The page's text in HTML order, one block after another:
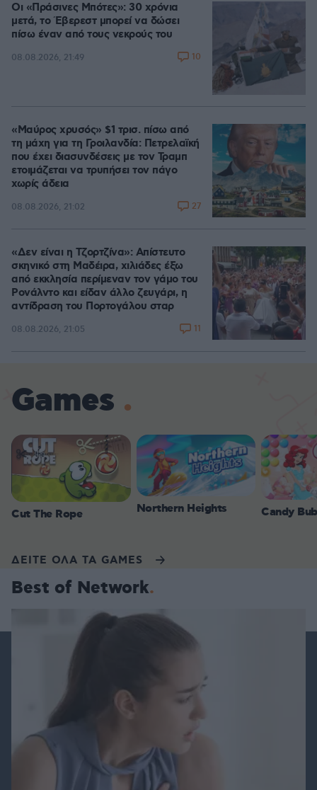
Οι «Πράσινες Μπότες»: 30 χρόνια
μετά, το Έβερεστ μπορεί να δώσει
πίσω έναν από τους νεκρούς του
08.08.2026, 21:49 10
«Μαύρος χρυσός» $1 τρισ. πίσω από
τη μάχη για τη Γροιλανδία: Πετρελαϊκή
που έχει διασυνδέσεις με τον Τραμπ
ετοιμάζεται να τρυπήσει τον πάγο
χωρίς άδεια
08.08.2026, 21:02 27
«Δεν είναι η Τζορτζίνα»: Απίστευτο
σκηνικό στη Μαδέιρα, χιλιάδες έξω
από εκκλησία περίμεναν τον γάμο του
Ρονάλντο και είδαν άλλο ζευγάρι, η
αντίδραση του Πορτογάλου σταρ
08.08.2026, 21:05 11
Games
Cut The Rope Northern Heights Candy
ΔΕΙΤΕ ΟΛΑ ΤΑ GAMES
Best of Network